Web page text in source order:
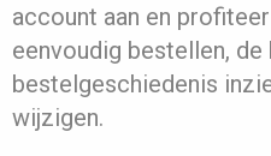
account aan en
eenvoudig bestellen,
bestelgeschiedenis
wijzigen.